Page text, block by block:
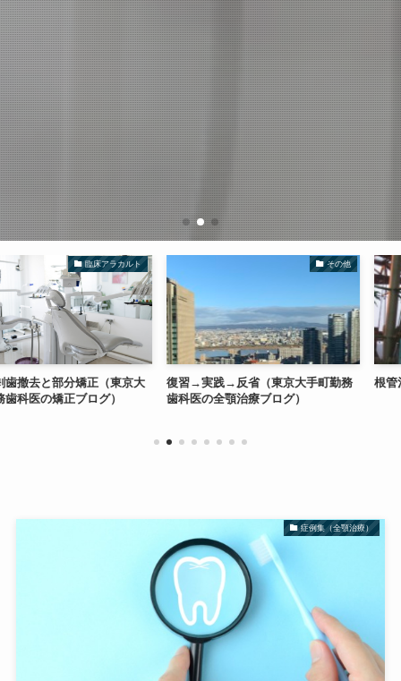
臨床アラカルト
矯正（東京大
ブログ）
復習→実践→反省（東京大手町勤務
歯科医の全顎治療ブログ）
根管治療と穏や
症例集（全顎治療）